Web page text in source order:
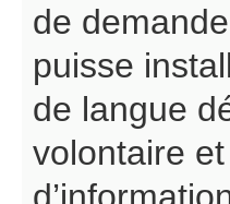
de
puisse
de langue
volontaire